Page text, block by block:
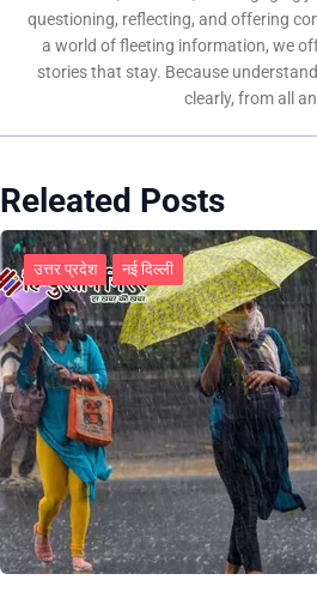
questioning, reflecting, and offering
a world of fleeting information, we
stories that stay. Because
clearly, from all
Releated Posts
उत्तर प्रदेश नई दिल्ली